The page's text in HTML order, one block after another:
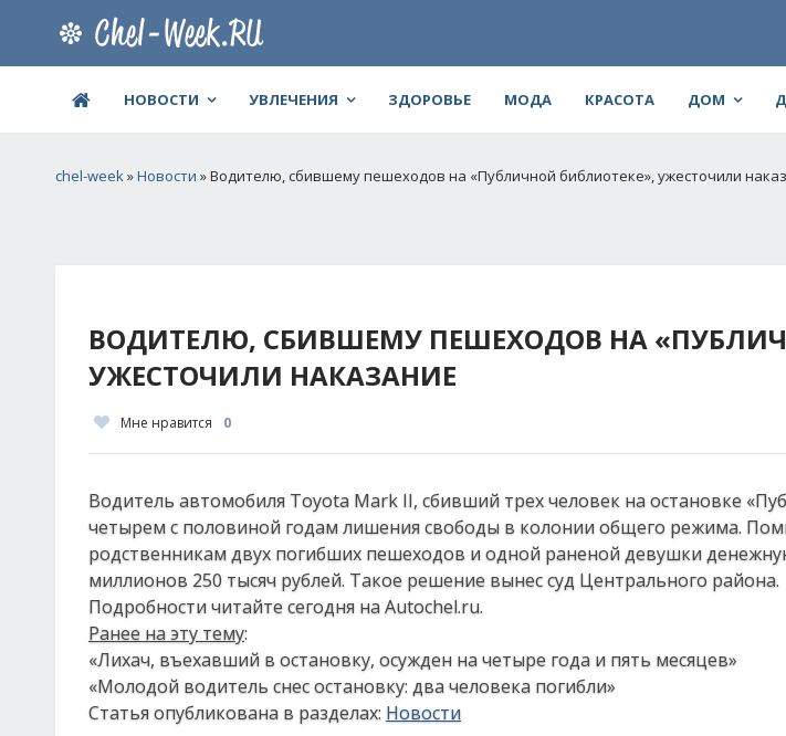
НОВОСТИ УВЛЕЧЕНИЯ ЗДОРОВЬЕ МОДА КРАСОТА ДОМ
chel-week»Новости » Водителю, сбившему пешеходов на «Публичной библиотеке», ужесточили
ВОДИТЕЛЮ, СБИВШЕМУ ПЕШЕХОДОВ НА
УЖЕСТОЧИЛИ НАКАЗАНИЕ
Мне нравится 0
Водитель автомобиля Toyota Mark II, сбивший трех человек на остановке
четырем с половиной годам лишения свободы в колонии общего режима.
родственникам двух погибших пешеходов и одной раненой девушки
миллионов 250 тысяч рублей. Такое решение вынес суд Центрального района.
Подробности читайте сегодня на Аutochel.ru.
Ранее на эту тему:
«Лихач, въехавший в остановку, осужден на четыре года и пять месяцев»
«Молодой водитель снес остановку: два человека погибли»
Статья опубликована в разделах: Новости